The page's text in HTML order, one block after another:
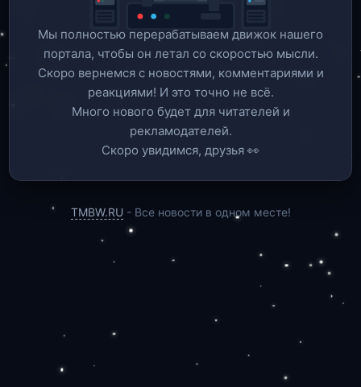
Мы полностью перерабатываем движок нашего
портала, чтобы он летал со скоростью мысли.
Скоро вернемся c новостями, комментариями и
реакциями! И это точно не всё.
Много нового будет для читателей и
рекламодателей.
Скоро увидимся, друзья 👀
TMBW.RU - Все новости в одном месте!